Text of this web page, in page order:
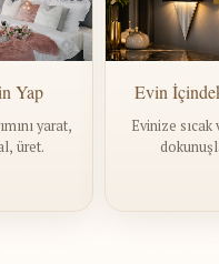
Yap
yarat,
üret.
Evin
Evinize sıcak